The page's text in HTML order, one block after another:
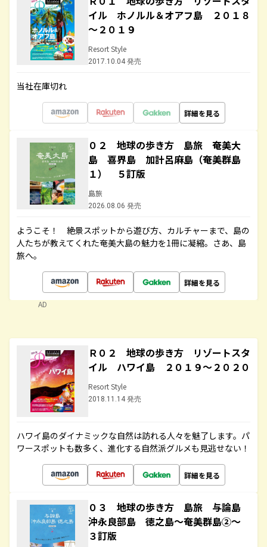
イル ホノルル＆オアフ島 ２０１８
～２０１９
Resort Style
2017.10.04 発売
当社在庫切れ
詳細を見る
０２ 地球の歩き方 島旅 奄美大
島 喜界島 加計呂麻島（奄美群島
１） ５訂版
島旅
2026.08.06 発売
ようこそ！ 絶景スポットから遊び方、カルチャーまで、島の
人たちが教えてくれた奄美大島の魅力を1冊に凝縮。さあ、島
旅へ。
詳細を見る
AD
Ｒ０２ 地球の歩き方 リゾートスタ
イル ハワイ島 ２０１９～２０２０
Resort Style
2018.11.14 発売
ハワイ島のダイナミックな自然は訪れる人々を魅了します。パ
ワースポットも数多く、進化する自然派グルメも見逃せない！
詳細を見る
０３ 地球の歩き方 島旅 与論島
沖永良部島 徳之島～奄美群島②～
３訂版